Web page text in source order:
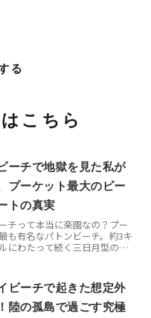
る
こちら
ーチで地獄を見た私が
プーケット最大のビー
トの真実
チって本当に楽園なの？プー
も有名なパトンビーチ。約3キ
にわたって続く三日月型の美
の衝撃は今でも忘れられませ
ていた静寂な...
ビーチで起きた想定外
陸の孤島で過ごす究極